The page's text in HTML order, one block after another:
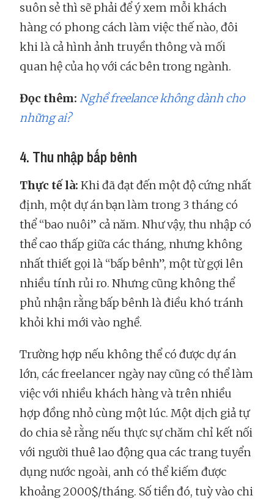
suôn sẻ thì sẽ phải để ý xem mỗi khách
hàng có phong cách làm việc thế nào, đôi
khi là cả hình ảnh truyền thông và mối
quan hệ của họ với các bên trong ngành.
Đọc thêm: Nghề freelance không dành cho
những ai?
4. Thu nhập bấp bênh
Thực tế là: Khi đã đạt đến một độ cứng nhất
định, một dự án bạn làm trong 3 tháng có
thể “bao nuôi” cả năm. Như vậy, thu nhập có
thể cao thấp giữa các tháng, nhưng không
nhất thiết gọi là “bấp bênh”, một từ gợi lên
nhiều tính rủi ro. Nhưng cũng không thể
phủ nhận rằng bấp bênh là điều khó tránh
khỏi khi mới vào nghề.
Trường hợp nếu không thể có được dự án
lớn, các freelancer ngày nay cũng có thể làm
việc với nhiều khách hàng và trên nhiều
hợp đồng nhỏ cùng một lúc. Một dịch giả tự
do chia sẻ rằng nếu thực sự chăm chỉ kết nối
với người thuê lao động qua các trang tuyển
dụng nước ngoài, anh có thể kiếm được
khoảng 2000$/tháng. Số tiền đó, tuỳ vào chi